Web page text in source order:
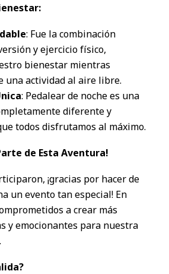
: Fue la combinación
y ejercicio físico,
bienestar mientras
una actividad al aire libre.
: Pedalear de noche es una
diferente y
todos disfrutamos al máximo.
de Esta Aventura!
¡gracias por hacer de
un evento tan especial! En
a crear más
y emocionantes para nuestra